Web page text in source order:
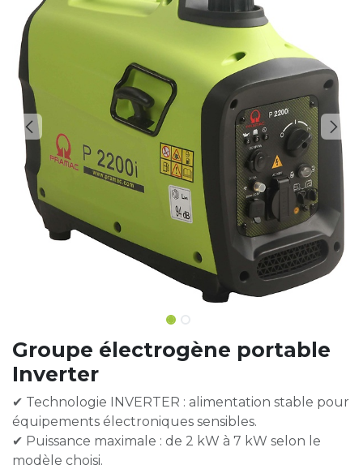
Groupe électrogène portable
Inverter
✔ Technologie INVERTER : alimentation stable pour
équipements électroniques sensibles.
✔ Puissance maximale : de 2 kW à 7 kW selon le
modèle choisi.